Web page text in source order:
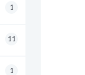
1
11
1